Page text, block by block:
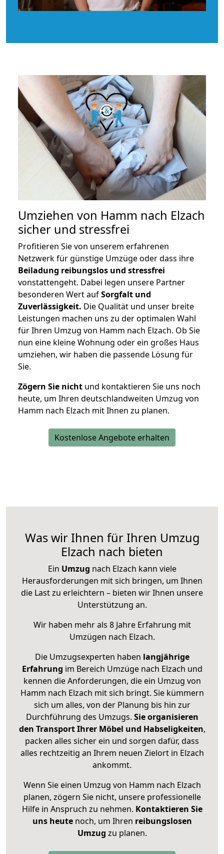
Umziehen von Hamm nach Elzach
sicher und stressfrei
Profitieren Sie von unserem erfahrenen
Netzwerk für günstige Umzüge oder dass ihre
Beiladung reibungslos und stressfrei
vonstattengeht. Dabei legen unsere Partner
besonderen Wert aufSorgfalt und
Zuverlässigkeit. Die Qualität und unser breite
Leistungen machen uns zu der optimalen Wahl
für Ihren Umzug von Hamm nach Elzach. Ob Sie
nun eine kleine Wohnung oder ein großes Haus
umziehen, wir haben die passende Lösung für
Sie.
Zögern Sie nicht und kontaktieren Sie uns noch
heute, um Ihren deutschlandweiten Umzug von
Hamm nach Elzach mit Ihnen zu planen.
Kostenlose Angebote erhalten
Was wir Ihnen für Ihren Umzug
Elzach nach bieten
Ein Umzug nach Elzach kann viele
Herausforderungen mit sich bringen, um Ihnen
die Last zu erleichtern – bieten wir Ihnen unsere
Unterstützung an.
Wir haben mehr als 8 Jahre Erfahrung mit
Umzügen nach Elzach.
Die Umzugsexperten haben langjährige
Erfahrung im Bereich Umzüge nach Elzach und
kennen die Anforderungen, die ein Umzug von
Hamm nach Elzach mit sich bringt. Sie kümmern
sich um alles, von der Planung bis hin zur
Durchführung des Umzugs. Sie organisieren
den Transport Ihrer Möbel und Habseligkeiten,
packen alles sicher ein und sorgen dafür, dass
alles rechtzeitig an Ihrem neuen Zielort in Elzach
ankommt.
Wenn Sie einen Umzug von Hamm nach Elzach
planen, zögern Sie nicht, unsere professionelle
Hilfe in Anspruch zu nehmen. Kontaktieren Sie
uns heutenoch, um Ihren reibungslosen
Umzug zu planen.